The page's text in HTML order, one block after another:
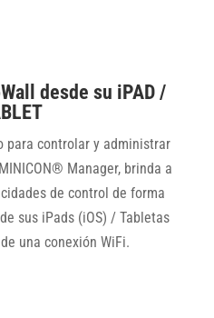
desde su iPAD /
para controlar y administrar
Manager, brinda a
de control de forma
sus iPads (iOS) / Tabletas
una conexión WiFi.